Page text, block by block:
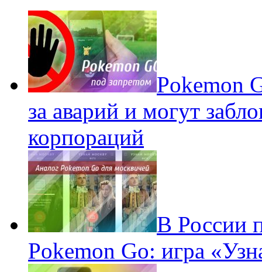
Pokеmon
за аварий и могут
корпораций
В России
Pokemon Go: игра